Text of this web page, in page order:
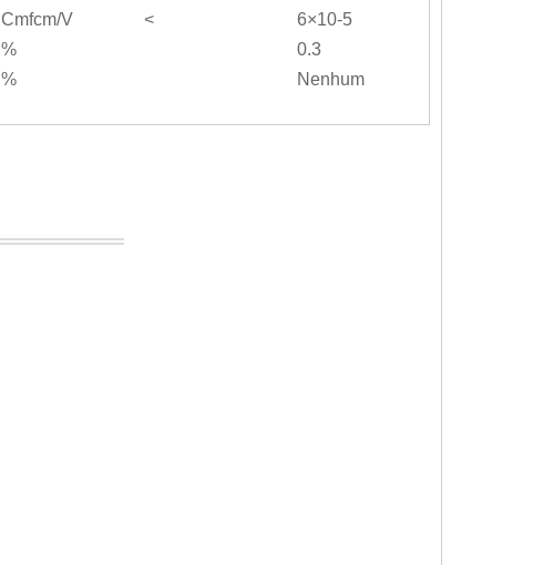
Cmfcm/V < 6×10-5
%
0.3
%
Nenhum